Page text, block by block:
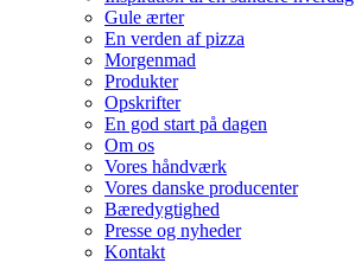
Gule ærter
En verden af pizza
Morgenmad
Produkter
Opskrifter
En god start på dagen
Om os
Vores håndværk
Vores danske producenter
Bæredygtighed
Presse og nyheder
Kontakt